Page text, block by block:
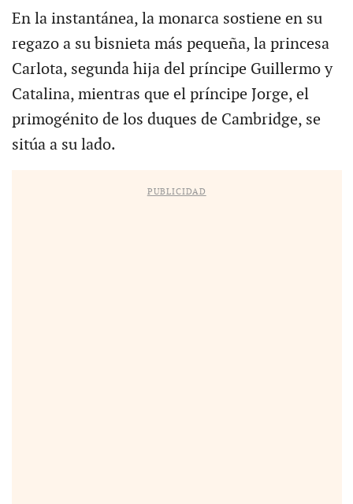
En la instantánea, la monarca sostiene en su
regazo a su bisnieta más pequeña, la princesa
Carlota, segunda hija del príncipe Guillermo y
Catalina, mientras que el príncipe Jorge, el
primogénito de los duques de Cambridge, se
sitúa a su lado.
PUBLICIDAD